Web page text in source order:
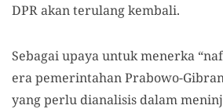
DPR akan terulang kembali.
Sebagai upaya untuk menerka
era pemerintahan Prabowo-
yang perlu dianalisis dalam